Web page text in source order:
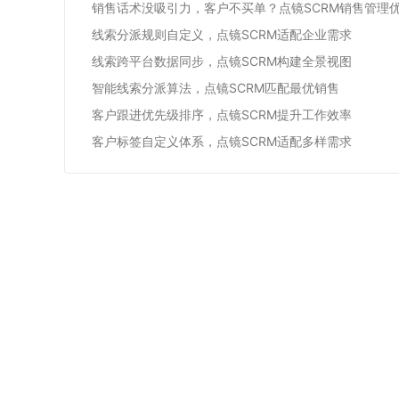
销售话术没吸引力，客户不买单？点镜SCRM销售管理
线索分派规则自定义，点镜SCRM适配企业需求
线索跨平台数据同步，点镜SCRM构建全景视图
智能线索分派算法，点镜SCRM匹配最优销售
客户跟进优先级排序，点镜SCRM提升工作效率
客户标签自定义体系，点镜SCRM适配多样需求